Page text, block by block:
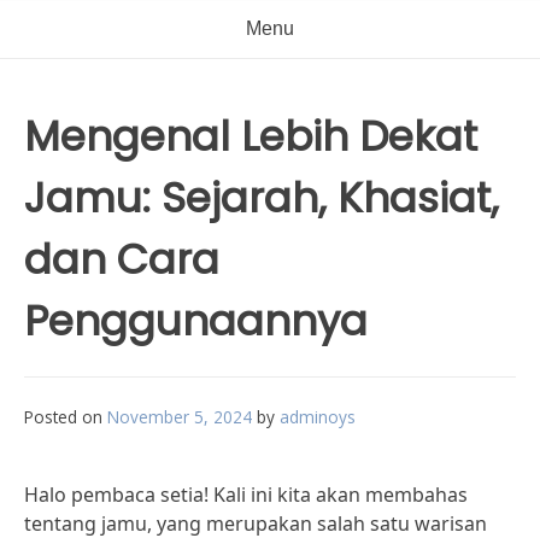
Menu
Mengenal Lebih Dekat
Jamu: Sejarah, Khasiat,
dan Cara
Penggunaannya
Posted on November 5, 2024 by adminoys
Halo pembaca setia! Kali ini kita akan membahas
tentang jamu, yang merupakan salah satu warisan